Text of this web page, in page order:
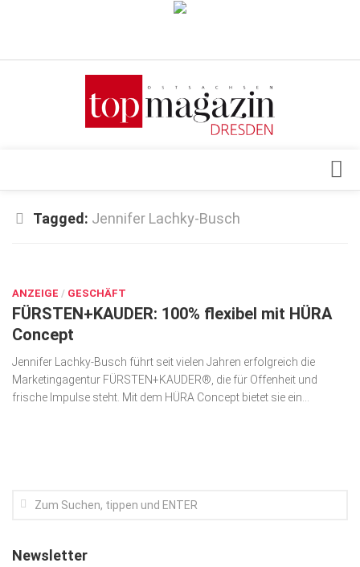
Verkaufsstellen
Top Gesundheitsforum Dresden / Ostsachsen
Geschäft
gesund & schön
Gesellschaft
Kunst & Kultur
Top Branchen
Tagged: Jennifer Lachky-Busch
ANZEIGE / GESCHÄFT
FÜRSTEN+KAUDER: 100% flexibel mit HÜRA
Concept
Jennifer Lachky-Busch führt seit vielen Jahren erfolg­reich die
Marketingagentur FÜRSTEN+KAUDER®, die für Offenheit und
frische Impulse steht. Mit dem HÜRA Concept bietet sie ein...
Newsletter